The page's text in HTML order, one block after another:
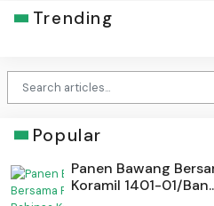
Trending
Popular
Panen Bawang
Koramil 1401-01/